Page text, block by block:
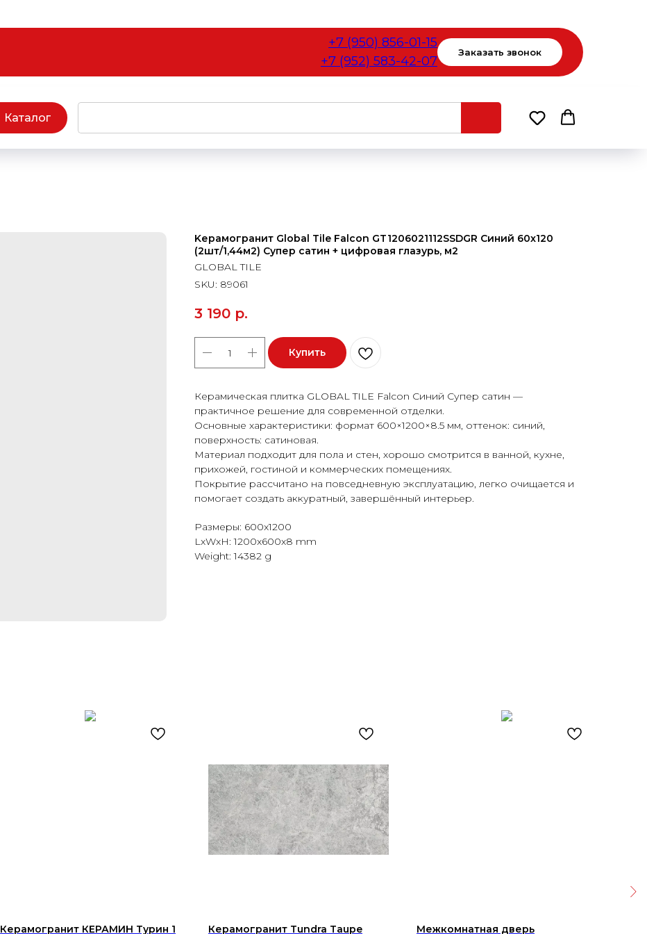
+7 (950) 856-01-15
+7 (952) 583-42-07
Заказать звонок
Каталог
Kерамогранит Global Tile Falcon GT1206021112SSDGR Синий 60x120
(2шт/1,44м2) Супер сатин + цифровая глазурь, м2
GLOBAL TILE
SKU: 89061
3 190 р.
Купить
Керамическая плитка GLOBAL TILE Falcon Синий Супер сатин —
практичное решение для современной отделки.
Основные характеристики: формат 600×1200×8.5 мм, оттенок: синий,
поверхность: сатиновая.
Материал подходит для пола и стен, хорошо смотрится в ванной, кухне,
прихожей, гостиной и коммерческих помещениях.
Покрытие рассчитано на повседневную эксплуатацию, легко очищается и
помогает создать аккуратный, завершённый интерьер.
Размеры: 600x1200
LxWxH: 1200x600x8 mm
Weight: 14382 g
Керамогранит КЕРАМИН Турин 1
Керамогранит Tundra Taupe
Межкомнатная дверь